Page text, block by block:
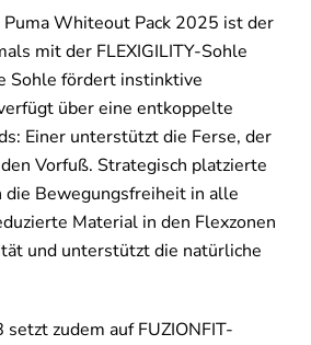
Puma Whiteout Pack 2025 ist der
mit der FLEXIGILITY-Sohle
Sohle fördert instinktive
über eine entkoppelte
Einer unterstützt die Ferse, der
Vorfuß. Strategisch platzierte
Bewegungsfreiheit in alle
Material in den Flexzonen
und unterstützt die natürliche
zudem auf FUZIONFIT-